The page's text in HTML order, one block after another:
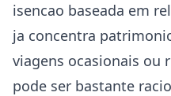
isencao baseada em
ja concentra
viagens ocasionais ou
pode ser bastante